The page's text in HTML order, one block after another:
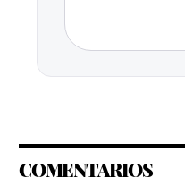
COMENTARIOS